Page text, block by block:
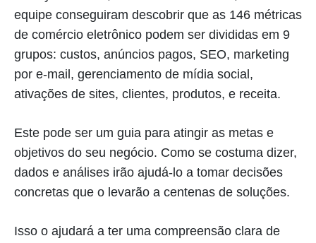
equipe conseguiram descobrir que as 146 métricas
de comércio eletrônico podem ser divididas em 9
grupos: custos, anúncios pagos, SEO, marketing
por e-mail, gerenciamento de mídia social,
ativações de sites, clientes, produtos, e receita.
Este pode ser um guia para atingir as metas e
objetivos do seu negócio. Como se costuma dizer,
dados e análises irão ajudá-lo a tomar decisões
concretas que o levarão a centenas de soluções.
Isso o ajudará a ter uma compreensão clara de